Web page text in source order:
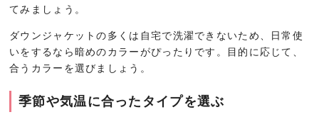
てみましょう。
ダウンジャケットの多くは自宅で洗濯できないため、日常使
いをするなら暗めのカラーがぴったりです。目的に応じて、
合うカラーを選びましょう。
季節や気温に合ったタイプを選ぶ